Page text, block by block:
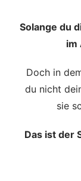
Solange du
im
Doch in
du nicht
sie
Das ist der